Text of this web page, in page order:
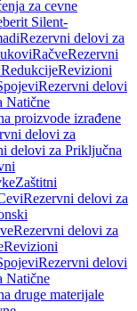
za cevne
Silent-
Rezervni delovi za
RačveRezervni
Revizioni
Rezervni delovi
Natične
proizvode izrađene
delovi za
delovi za Priključna
Zaštitni
Rezervni delovi za
Rezervni delovi za
Revizioni
Rezervni delovi
Natične
druge materijale